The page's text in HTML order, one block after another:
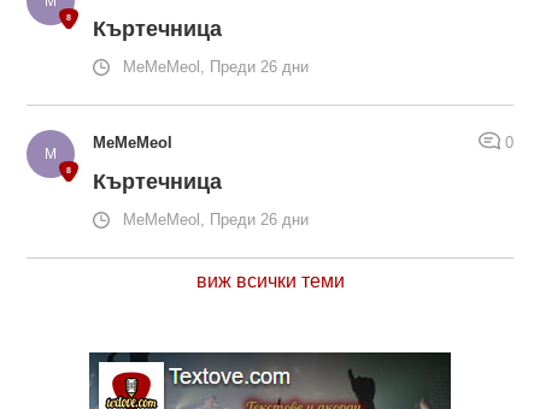
Къртечница
MeMeMeol, Преди 26 дни
MeMeMeol 0
Къртечница
MeMeMeol, Преди 26 дни
виж всички теми